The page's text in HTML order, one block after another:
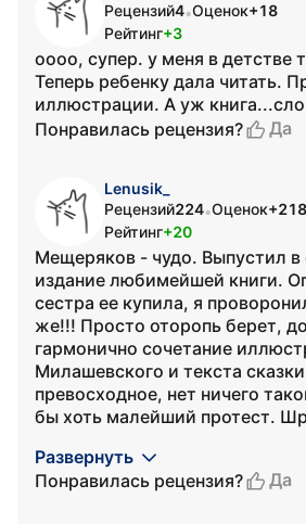
Рецензий4•Оценок+18
Рейтинг+3
оооо, супер. у меня в детстве
Теперь ребенку дала читать.
иллюстрации. А уж
Понравилась рецензия?
Да
Lenusik_
Рецензий224•Оценок
Рейтинг+20
Мещеряков - чудо. Выпустил в
издание любимейшей книги.
сестра ее купила, я
же!!! Просто оторопь берет,
гармонично сочетание
Милашевского и текста
превосходное, нет ничего
бы хоть малейший протест.
Развернуть
Понравилась рецензия?
Да